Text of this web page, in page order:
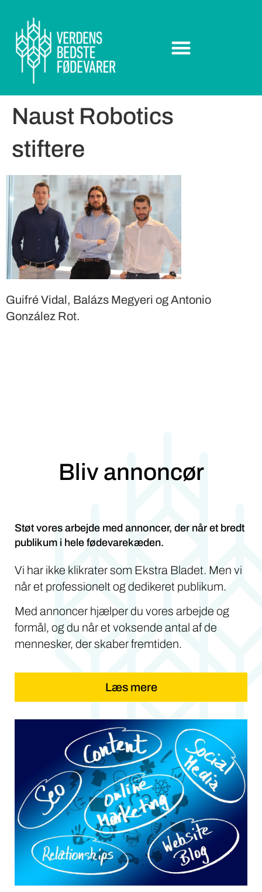
Naust Robotics
stiftere
Guifré Vidal, Balázs Megyeri og Antonio
González Rot.
Bliv annoncør
Støt vores arbejde med annoncer, der når et bredt
publikum i hele fødevarekæden.
Vi har ikke klikrater som Ekstra Bladet. Men vi
når et professionelt og dedikeret publikum.
Med annoncer hjælper du vores arbejde og
formål, og du når et voksende antal af de
mennesker, der skaber fremtiden.
Læs mere